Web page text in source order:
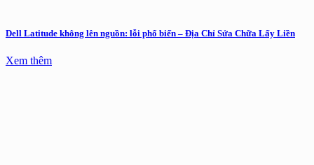
Dell Latitude không lên nguồn: lỗi phổ biến – Địa Chỉ Sửa Chữa Lấy Liền
Xem thêm